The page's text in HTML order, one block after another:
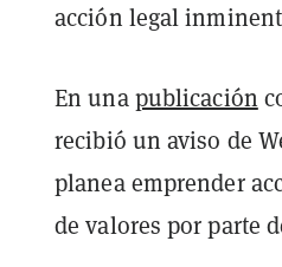
acción legal
En unapublicación
recibió un aviso de
planea emprender
de valores por parte